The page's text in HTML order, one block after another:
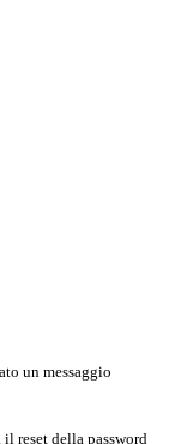
un messaggio
reset della password